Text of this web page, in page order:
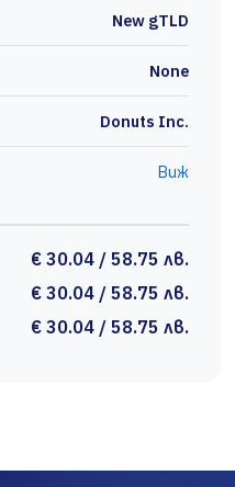
New gTLD
None
Donuts Inc.
Виж
€ 30.04 / 58.75 лв.
€ 30.04 / 58.75 лв.
€ 30.04 / 58.75 лв.